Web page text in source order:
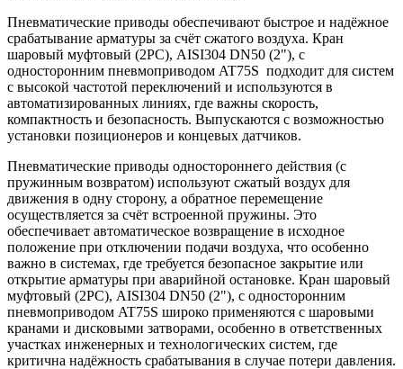
Пневматические приводы обеспечивают быстрое и надёжное
срабатывание арматуры за счёт сжатого воздуха. Кран
шаровый муфтовый (2PC), AISI304 DN50 (2"), с
односторонним пневмоприводом AT75S подходит для систем
с высокой частотой переключений и используются в
автоматизированных линиях, где важны скорость,
компактность и безопасность. Выпускаются с возможностью
установки позиционеров и концевых датчиков.
Пневматические приводы одностороннего действия (с
пружинным возвратом) используют сжатый воздух для
движения в одну сторону, а обратное перемещение
осуществляется за счёт встроенной пружины. Это
обеспечивает автоматическое возвращение в исходное
положение при отключении подачи воздуха, что особенно
важно в системах, где требуется безопасное закрытие или
открытие арматуры при аварийной остановке. Кран шаровый
муфтовый (2PC), AISI304 DN50 (2"), с односторонним
пневмоприводом AT75S широко применяются с шаровыми
кранами и дисковыми затворами, особенно в ответственных
участках инженерных и технологических систем, где
критична надёжность срабатывания в случае потери давления.